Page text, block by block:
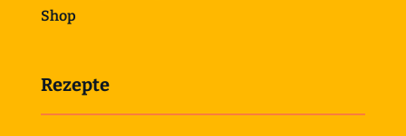
Shop
Rezepte